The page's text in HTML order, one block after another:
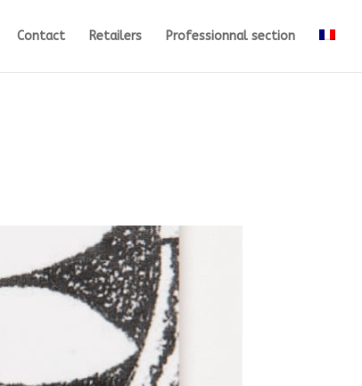
Contact Retailers Professionnal section